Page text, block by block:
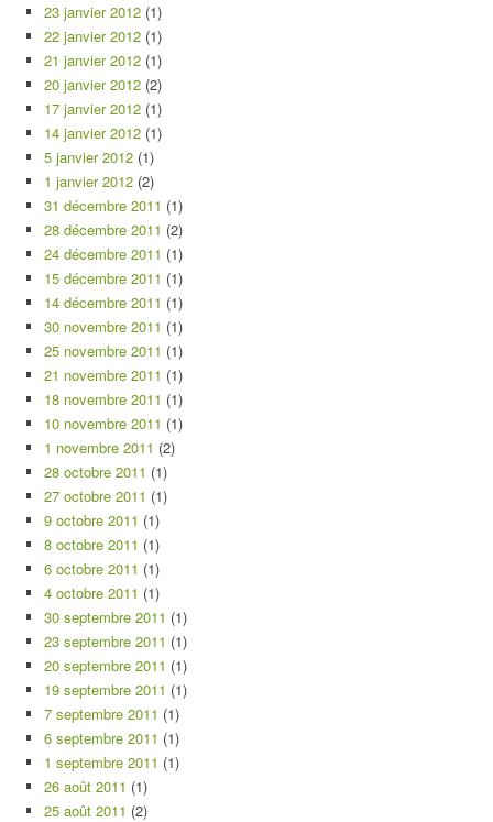
23 janvier 2012 (1)
22 janvier 2012 (1)
21 janvier 2012 (1)
20 janvier 2012 (2)
17 janvier 2012 (1)
14 janvier 2012 (1)
5 janvier 2012 (1)
1 janvier 2012 (2)
31 décembre 2011 (1)
28 décembre 2011 (2)
24 décembre 2011 (1)
15 décembre 2011 (1)
14 décembre 2011 (1)
30 novembre 2011 (1)
25 novembre 2011 (1)
21 novembre 2011 (1)
18 novembre 2011 (1)
10 novembre 2011 (1)
1 novembre 2011 (2)
28 octobre 2011 (1)
27 octobre 2011 (1)
9 octobre 2011 (1)
8 octobre 2011 (1)
6 octobre 2011 (1)
4 octobre 2011 (1)
30 septembre 2011 (1)
23 septembre 2011 (1)
20 septembre 2011 (1)
19 septembre 2011 (1)
7 septembre 2011 (1)
6 septembre 2011 (1)
1 septembre 2011 (1)
26 août 2011 (1)
25 août 2011 (2)